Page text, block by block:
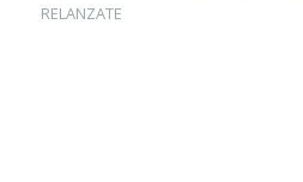
RELANZATE